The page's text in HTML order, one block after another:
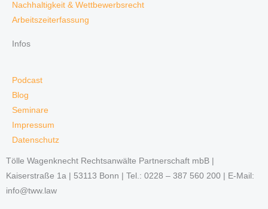
Nachhaltigkeit & Wettbewerbsrecht
Arbeitszeiterfassung
Infos
Podcast
Blog
Seminare
Impressum
Datenschutz
Tölle Wagenknecht Rechtsanwälte Partnerschaft mbB |
Kaiserstraße 1a | 53113 Bonn | Tel.: 0228 – 387 560 200 | E-Mail:
info@tww.law